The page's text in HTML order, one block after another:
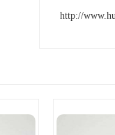
http://